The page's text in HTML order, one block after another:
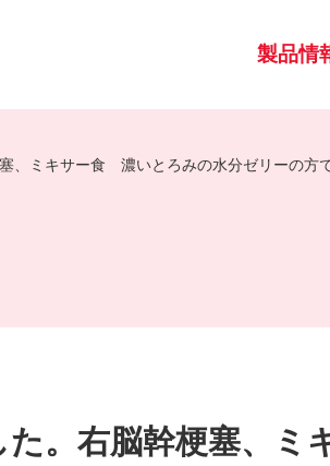
製品情
、ミキサー食 濃いとろみの水分ゼリーの方で
た。右脳幹梗塞、